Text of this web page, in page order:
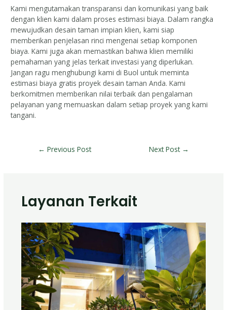
Kami mengutamakan transparansi dan komunikasi yang baik
dengan klien kami dalam proses estimasi biaya. Dalam rangka
mewujudkan desain taman impian klien, kami siap
memberikan penjelasan rinci mengenai setiap komponen
biaya. Kami juga akan memastikan bahwa klien memiliki
pemahaman yang jelas terkait investasi yang diperlukan.
Jangan ragu menghubungi kami di Buol untuk meminta
estimasi biaya gratis proyek desain taman Anda. Kami
berkomitmen memberikan nilai terbaik dan pengalaman
pelayanan yang memuaskan dalam setiap proyek yang kami
tangani.
← Previous Post Next Post →
Layanan Terkait